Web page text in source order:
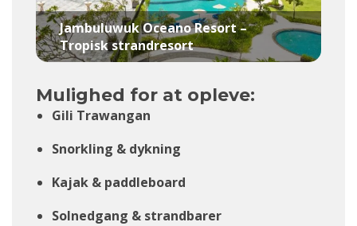
Jambuluwuk Oceano Resort –
Tropisk strandresort
Mulighed for at opleve:
Gili Trawangan
Snorkling & dykning
Kajak & paddleboard
Solnedgang & strandbarer